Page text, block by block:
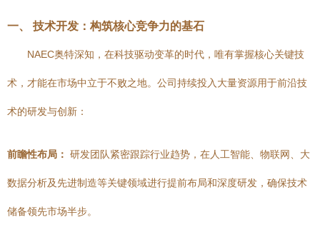
一、 技术开发：构筑核心竞争力的基石
NAEC奥特深知，在科技驱动变革的时代，唯有掌握核心关键技
术，才能在市场中立于不败之地。公司持续投入大量资源用于前沿技
术的研发与创新：
前瞻性布局： 研发团队紧密跟踪行业趋势，在人工智能、物联网、大
数据分析及先进制造等关键领域进行提前布局和深度研发，确保技术
储备领先市场半步。